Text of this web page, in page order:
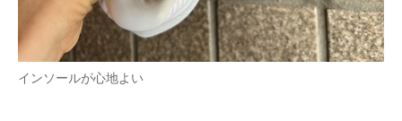
インソールが心地よい